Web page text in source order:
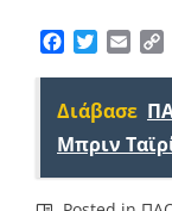
Facebook
Twitter
Διάβασε
Μπριν